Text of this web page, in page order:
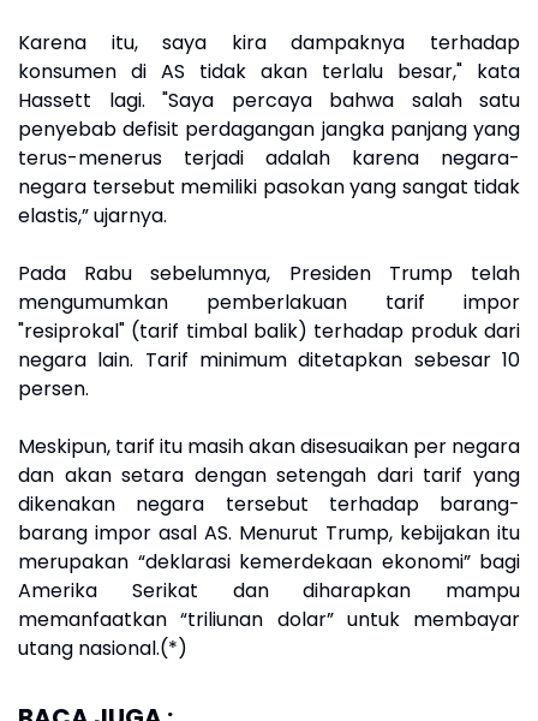
Karena itu, saya kira dampaknya terhadap
konsumen di AS tidak akan terlalu besar," kata
Hassett lagi. "Saya percaya bahwa salah satu
penyebab defisit perdagangan jangka panjang yang
terus-menerus terjadi adalah karena negara-
negara tersebut memiliki pasokan yang sangat tidak
elastis,” ujarnya.
Pada Rabu sebelumnya, Presiden Trump telah
mengumumkan pemberlakuan tarif impor
"resiprokal" (tarif timbal balik) terhadap produk dari
negara lain. Tarif minimum ditetapkan sebesar 10
persen.
Meskipun, tarif itu masih akan disesuaikan per negara
dan akan setara dengan setengah dari tarif yang
dikenakan negara tersebut terhadap barang-
barang impor asal AS. Menurut Trump, kebijakan itu
merupakan “deklarasi kemerdekaan ekonomi” bagi
Amerika Serikat dan diharapkan mampu
memanfaatkan “triliunan dolar” untuk membayar
utang nasional.(*)